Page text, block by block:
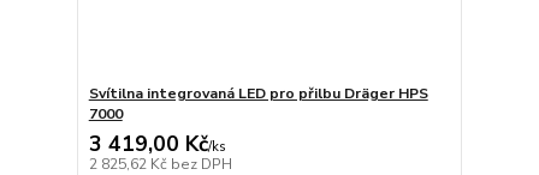
Svítilna integrovaná LED pro přilbu Dräger HPS
7000
3 419,00 Kč/ks
2 825,62 Kč bez DPH